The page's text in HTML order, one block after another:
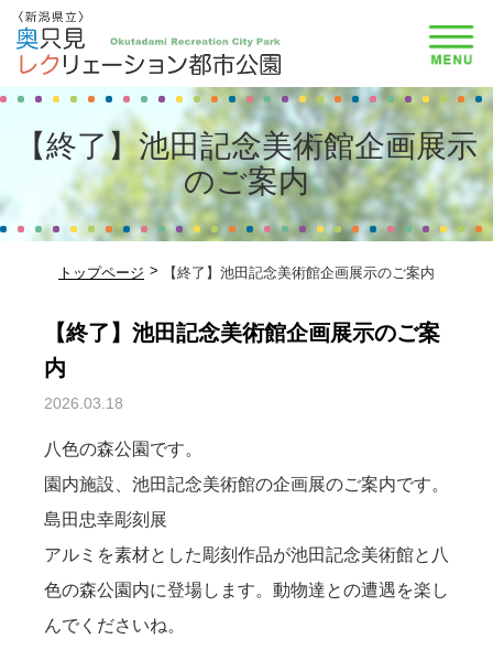
【終了】池田記念美術館企画展示
のご案内
トップページ 【終了】池田記念美術館企画展示のご案内
【終了】池田記念美術館企画展示のご案
内
2026.03.18
八色の森公園です。
園内施設、池田記念美術館の企画展のご案内です。
島田忠幸彫刻展
アルミを素材とした彫刻作品が池田記念美術館と八
色の森公園内に登場します。動物達との遭遇を楽し
んでくださいね。